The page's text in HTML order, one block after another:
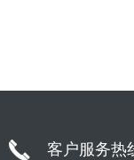
客户服务热